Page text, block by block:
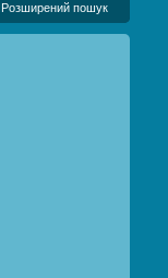
Розширений пошук